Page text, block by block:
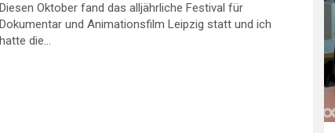
Diesen Oktober fand das alljährliche Festival für
Dokumentar und Animationsfilm Leipzig statt und ich
hatte die…